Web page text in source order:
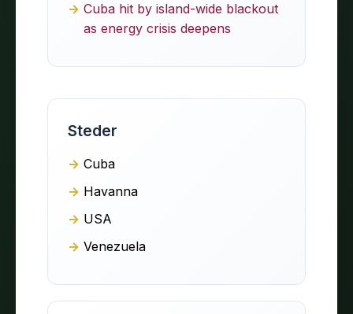
Cuba hit by island-wide blackout
as energy crisis deepens
Steder
Cuba
Havanna
USA
Venezuela